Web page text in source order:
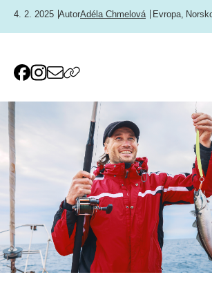
4. 2. 2025 AutorAdéla Chmelová Evropa,